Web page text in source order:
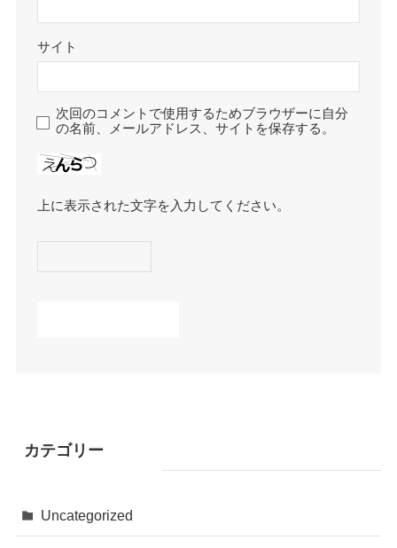
サイト
次回のコメントで使用するためブラウザーに自分
の名前、メールアドレス、サイトを保存する。
上に表示された文字を入力してください。
カテゴリー
Uncategorized